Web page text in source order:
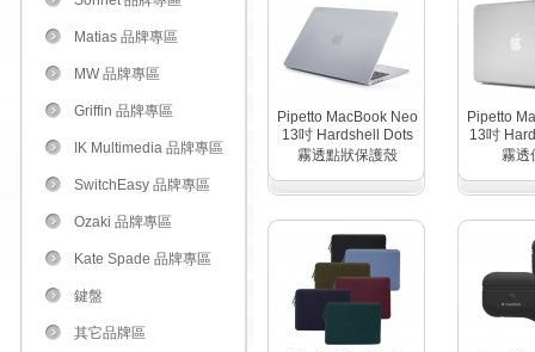
Matias 品牌專區
MW 品牌專區
Griffin 品牌專區
IK Multimedia 品牌專區
SwitchEasy 品牌專區
Ozaki 品牌專區
Kate Spade 品牌專區
鍵盤
其它品牌區
Pipetto MacBook Neo
13吋 Hardshell Dots
霧透點狀保護殼
Pipetto
13吋
霧透